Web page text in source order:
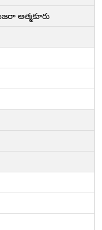
ఆత్మకూరు